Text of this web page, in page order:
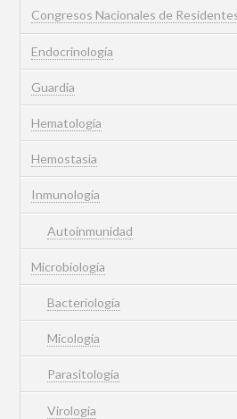
Congresos Nacionales de
Endocrinología
Guardia
Hematología
Hemostasia
Inmunología
Autoinmunidad
Microbiología
Bacteriología
Micología
Parasitología
Virología